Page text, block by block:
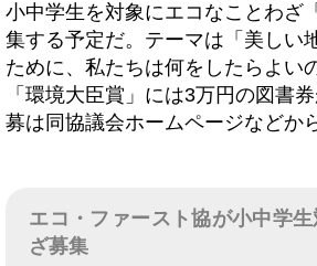
小中学生を対象にエコなことわざ
集する予定だ。テーマは「美しい
ために、私たちは何をしたらよい
「環境大臣賞」には3万円の図書
募は同協議会ホームページなどか
エコ・ファースト協が小中学
ざ募集